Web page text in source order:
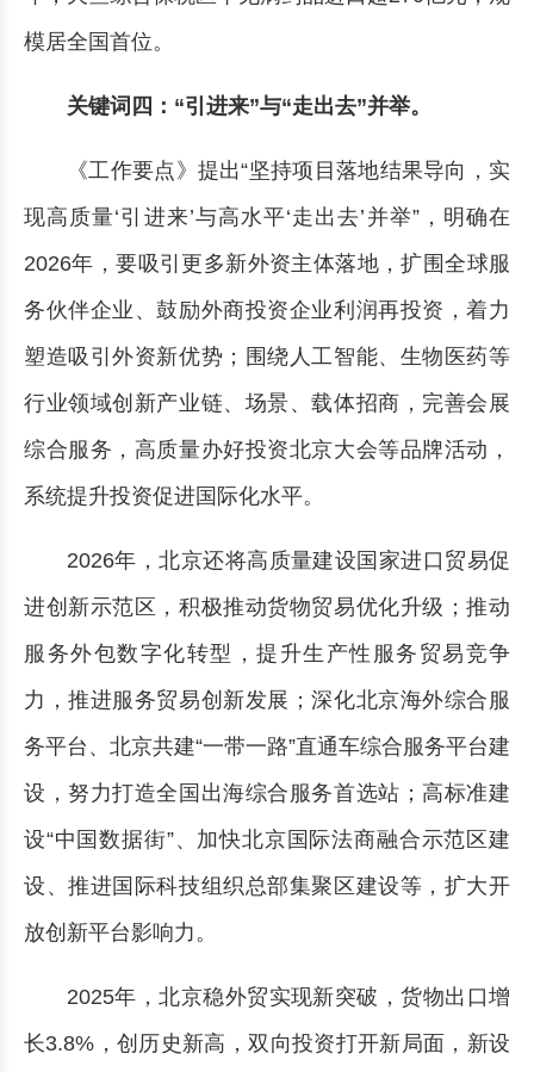
模居全国首位。
关键词四：“引进来”与“走出去”并举。
《工作要点》提出“坚持项目落地结果导向，实
现高质量‘引进来’与高水平‘走出去’并举”，明确在
2026年，要吸引更多新外资主体落地，扩围全球服
务伙伴企业、鼓励外商投资企业利润再投资，着力
塑造吸引外资新优势；围绕人工智能、生物医药等
行业领域创新产业链、场景、载体招商，完善会展
综合服务，高质量办好投资北京大会等品牌活动，
系统提升投资促进国际化水平。
2026年，北京还将高质量建设国家进口贸易促
进创新示范区，积极推动货物贸易优化升级；推动
服务外包数字化转型，提升生产性服务贸易竞争
力，推进服务贸易创新发展；深化北京海外综合服
务平台、北京共建“一带一路”直通车综合服务平台建
设，努力打造全国出海综合服务首选站；高标准建
设“中国数据街”、加快北京国际法商融合示范区建
设、推进国际科技组织总部集聚区建设等，扩大开
放创新平台影响力。
2025年，北京稳外贸实现新突破，货物出口增
长3.8%，创历史新高，双向投资打开新局面，新设